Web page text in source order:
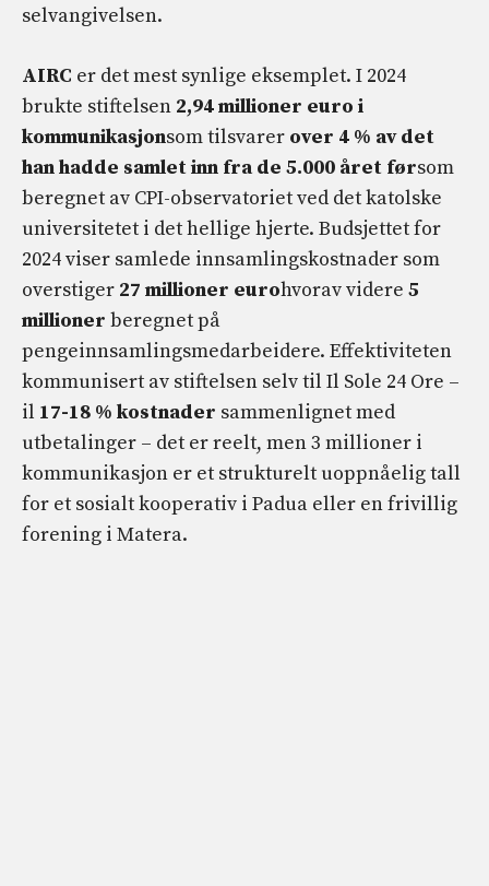
selvangivelsen.
AIRC er det mest synlige eksemplet. I 2024
brukte stiftelsen 2,94 millioner euro i
kommunikasjonsom tilsvarer over 4 % av det
han hadde samlet inn fra de 5.000 året førsom
beregnet av CPI-observatoriet ved det katolske
universitetet i det hellige hjerte. Budsjettet for
2024 viser samlede innsamlingskostnader som
overstiger 27 millioner eurohvorav videre 5
millioner beregnet på
pengeinnsamlingsmedarbeidere. Effektiviteten
kommunisert av stiftelsen selv til Il Sole 24 Ore –
il 17-18 % kostnader sammenlignet med
utbetalinger – det er reelt, men 3 millioner i
kommunikasjon er et strukturelt uoppnåelig tall
for et sosialt kooperativ i Padua eller en frivillig
forening i Matera.